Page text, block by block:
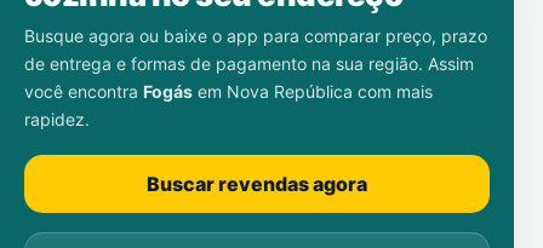
Busque agora ou baixe o app para comparar preço, prazo
de entrega e formas de pagamento na sua região. Assim
você encontra Fogás em Nova República com mais
rapidez.
Buscar revendas agora